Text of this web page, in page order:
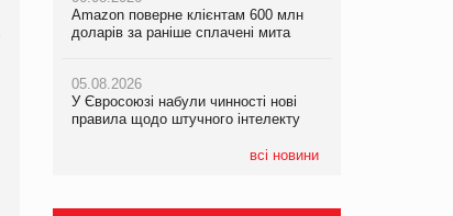
Amazon поверне клієнтам 600 млн
доларів за раніше сплачені мита
05.08.2026
У Євросоюзі набули чинності нові
правила щодо штучного інтелекту
всі новини
у VARUS з’явилися новинки від ТМ
ТОКЕРИ
PrivateLabel&FMCG Master 2026
правила щодо штучного інтелекту
Рекламна платформа вимагає від
Google компенсацію за втрату 6,9
трлн рекламних показів